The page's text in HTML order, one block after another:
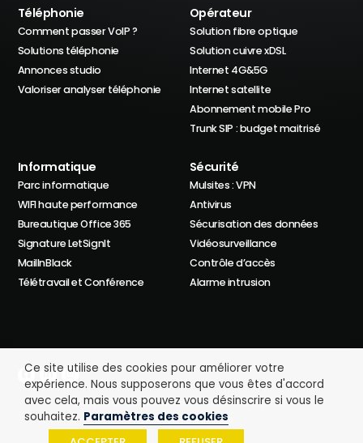
Téléphonie
Comment passer VoIP ?
Solutions téléphonie
Annonces studio
Valoriser analyser téléphonie
Opérateur
Solution fibre optique
Solution cuivre xDSL
Internet 4G&5G
Internet satellite
Abonnement mobile Pro
Trunk SIP : budget maitrisé
Informatique
Parc informatique
WIFI haute performance
Bureautique Office 365
Signature LetSignIt
MailInBlack
Télétravail et Conférence
Sécurité
Mulsites : VPN
Antivirus
Sécurisation des données
Vidéosurveillance
Contrôle d’accès
Alarme intrusion
Politique de confidentialité
Mentions légales
Il nous font confiance
Ce site utilise des cookies pour améliorer votre
expérience. Nous supposerons que vous êtes d'accord
avec cela, mais vous pouvez vous désinscrire si vous le
souhaitez. Paramètres des cookies